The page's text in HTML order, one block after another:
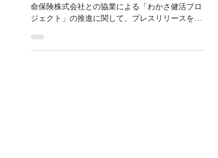
命保険株式会社との協業による「わかさ健活プロ
ジェクト」の推進に関して、プレスリリースを配
ご確認頂けます。 ※掲載されている情報は、発表
当日のものです。最新の情報と異なる場合があり